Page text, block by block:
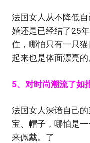
法国女人从不降低
婚还是已经结了25
住，哪怕只有一只
起来也是体面漂亮的
5、对时尚潮流了如
法国女人深谙自己
宝、帽子，哪怕是
来佩戴。了